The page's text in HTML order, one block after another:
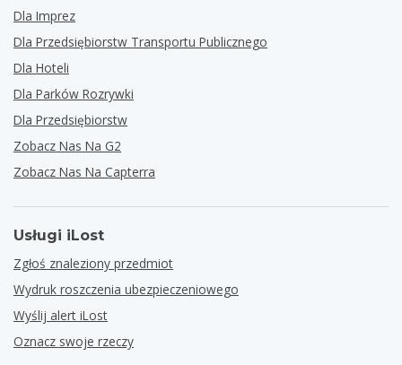
Dla Imprez
Dla Przedsiębiorstw Transportu Publicznego
Dla Hoteli
Dla Parków Rozrywki
Dla Przedsiębiorstw
Zobacz Nas Na G2
Zobacz Nas Na Capterra
Usługi iLost
Zgłoś znaleziony przedmiot
Wydruk roszczenia ubezpieczeniowego
Wyślij alert iLost
Oznacz swoje rzeczy